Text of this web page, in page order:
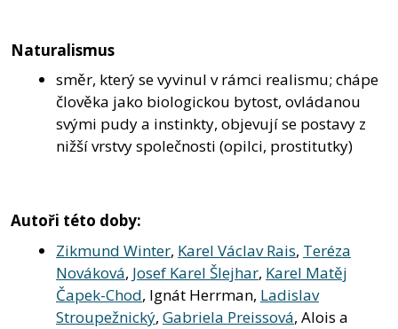
Naturalismus
směr, který se vyvinul v rámci realismu; chápe
člověka jako biologickou bytost, ovládanou
svými pudy a instinkty, objevují se postavy z
nižší vrstvy společnosti (opilci, prostitutky)
Autoři této doby:
Zikmund Winter, Karel Václav Rais, Teréza
Nováková, Josef Karel Šlejhar, Karel Matěj
Čapek-Chod, Ignát Herrman, Ladislav
Stroupežnický, Gabriela Preissová, Alois a